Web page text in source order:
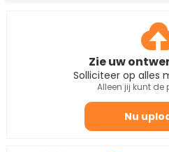
Bagagelabels van metaal en
Bagagelabels van plastic en
Houten bagagelabels
Siliconen bagagelabels
Geborduurde bagagelabels
Lege bagagelabels
Zie uw
Solliciteer op alles
Alleen jij kunt de
Nu